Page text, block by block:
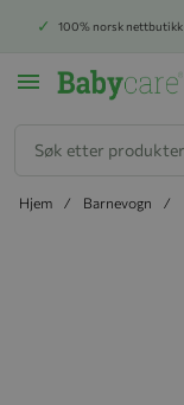
100% norsk nettbutikk
Hjem Barnevogn